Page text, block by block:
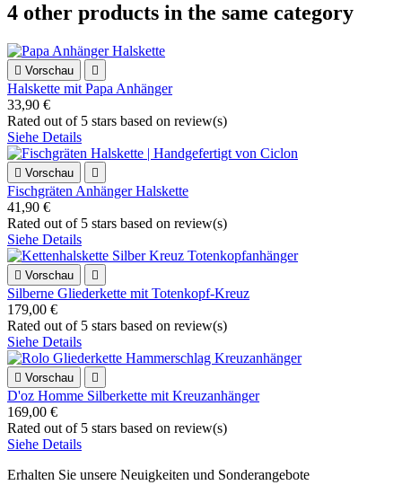
4 other products in the same category
 Vorschau 
Halskette mit Papa Anhänger
33,90 €
Rated out of 5 stars based on review(s)
Siehe Details
 Vorschau 
Fischgräten Anhänger Halskette
41,90 €
Rated out of 5 stars based on review(s)
Siehe Details
 Vorschau 
Silberne Gliederkette mit Totenkopf-Kreuz
179,00 €
Rated out of 5 stars based on review(s)
Siehe Details
 Vorschau 
D'oz Homme Silberkette mit Kreuzanhänger
169,00 €
Rated out of 5 stars based on review(s)
Siehe Details
Erhalten Sie unsere Neuigkeiten und Sonderangebote